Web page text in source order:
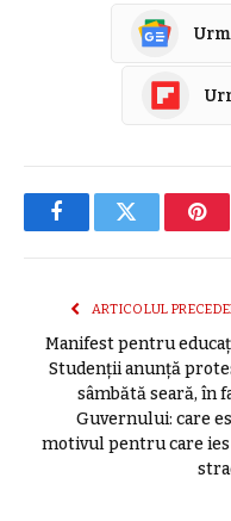
FacebookTwitter
ARTICOLUL
Manifest pentru
Studenții anunță
sâmbătă seară, în
Guvernului: care
motivul pentru care